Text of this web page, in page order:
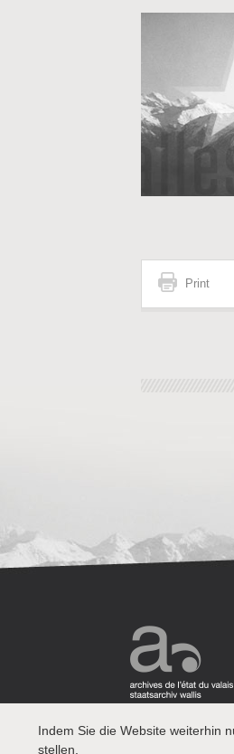
Print
Indem Sie die Website weiterhin
stellen.